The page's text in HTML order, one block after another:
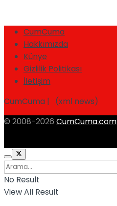
CumCuma
Hakkımızda
Künye
Gizlilik Politikası
İletişim
CumCuma | (xml news)
© 2008-2026 CumCuma.com
No Result
View All Result